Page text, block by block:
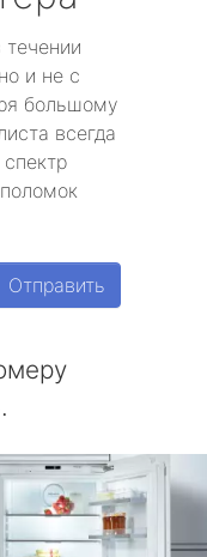
и не с
большому
всегда
Отправить
.